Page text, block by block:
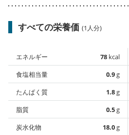
すべての栄養価 (1人分)
エネルギー 78 kcal
食塩相当量
0.9g
たんぱく質
1.8g
脂質
0.5g
炭水化物
18.0g